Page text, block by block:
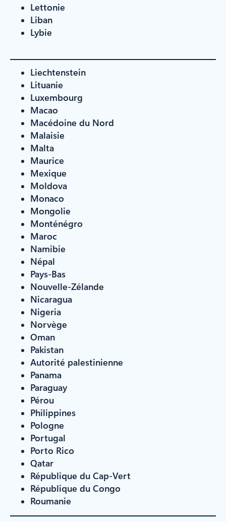
Lettonie
Liban
Lybie
Liechtenstein
Lituanie
Luxembourg
Macao
Macédoine du Nord
Malaisie
Malta
Maurice
Mexique
Moldova
Monaco
Mongolie
Monténégro
Maroc
Namibie
Népal
Pays-Bas
Nouvelle-Zélande
Nicaragua
Nigeria
Norvège
Oman
Pakistan
Autorité palestinienne
Panama
Paraguay
Pérou
Philippines
Pologne
Portugal
Porto Rico
Qatar
République du Cap-Vert
République du Congo
Roumanie